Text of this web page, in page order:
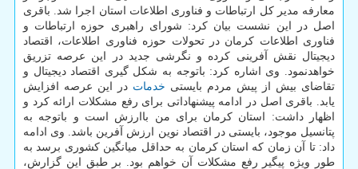
معارفه مدیر کل ارتباطات و فناوری اطلاعات استان اجرا شد. باقری
اصل در این نشست بیان کرد: شورای راهبری حوزه ارتباطات و
فناوری اطلاعات کرمان در تحولات حوزه فناوری اطلاعات، اقتصاد
دیجیتال نقش آفرینی کرده و نگرشی جدید در این عرصه تزریق
خواهدنمود. وی اشاره کرد: باتوجه به شکل گیری اقتصاد دیجیتال و
تقاضای بیش از پیش مردم بایستی خدمات در این عرصه افزایش
یابد. باقری اصل در ادامه پیشنهاداتی برای رفع مشکلات ارائه کرد و
اظهار داشت: استان کرمان برای من باارزش است و باتوجه به
پتانسیل موجود، بایستی در اقتصاد نوین ارزش آفرین باشد. وی ادامه
داد: تا آن زمان که استان کرمان به حداقل میانگین کشوری برسد به
طور ویژه پیگیر رفع مشکلات آن خواهم بود. بر طبق این گزارش،